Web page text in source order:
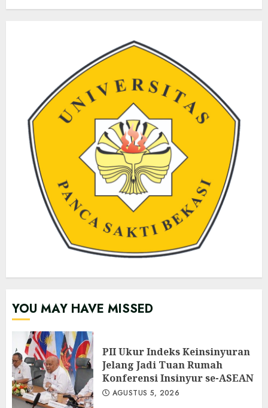
YOU MAY HAVE MISSED
PII Ukur Indeks Keinsinyuran
Jelang Jadi Tuan Rumah
Konferensi Insinyur se-ASEAN
AGUSTUS 5, 2026